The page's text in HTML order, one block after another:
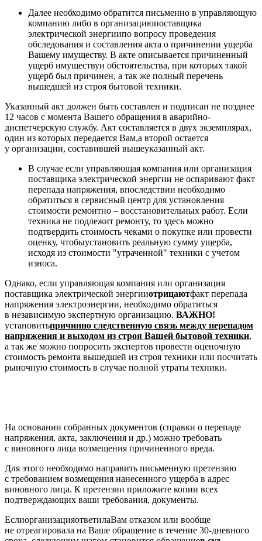
Далее необходимо обратится письменно в управляющую
компанию либо в организациюпоставщика
электрической энергиипо вопросу проведения
обследования и составления акта о причинении ущерба
Вашему имуществу. В акте описывается причиненный
ущерб имуществуи обстоятельства, при которых такой
ущерб был причинен, а так же полный перечень
вышедшей из строя бытовой техники.
Указанный акт должен быть составлен и подписан не позднее
12 часов с момента Вашего обращения в аварийно-
диспетчерскую службу. Акт составляется в двух экземплярах,
один из которых передается Вам,а второй остается
у организации, составившей вышеуказанный акт.
В случае если управляющая компания или организация
поставщика электрической энергии не оспаривают факт
перепада напряжения, впоследствии необходимо
обратиться в сервисный центр для установления
стоимости ремонтно – восстановительных работ. Если
техника не подлежит ремонту, то здесь можно
подтвердить стоимость чеками о покупке или провести
оценку, чтобыустановить реальную сумму ущерба,
исходя из стоимости "утраченной" техники с учетом
износа.
Однако, если управляющая компания или организация
поставщика электрической энергииотрицаютфакт перепада
напряжения электроэнергии, необходимо обратиться
в независимую экспертную организацию. ВАЖНО!
установитьпричинно следственную связь между перепадом
напряжения и выходом из строя Вашей бытовой техники,
а так же можно попросить экспертов провести оценочную
стоимость ремонта вышедшей из строя техники или посчитать
рыночную стоимость в случае полной утраты техники.
На основании собранных документов (справки о перепаде
напряжения, акта, заключения и др.) можно требовать
с виновного лица возмещения причиненного вреда.
Для этого необходимо направить письменную претензию
с требованием возмещения нанесенного ущерба в адрес
виновного лица. К претензии приложите копии всех
подтверждающих ваши требования, документы.
ЕслиорганизацияответилаВам отказом или вообще
не отреагировала на Ваше обращение в течение 30-дневного